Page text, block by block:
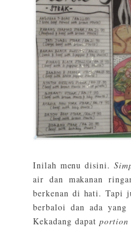
Inilah menu disini.
air dan makanan
berkenan di hati. Tapi
berbaloi dan ada
Kekadang dapat